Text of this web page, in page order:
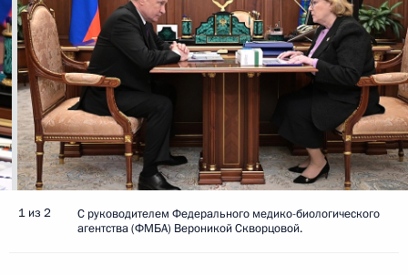
1 из 2
С руководителем Федерального медико-биологического
агентства (ФМБА) Вероникой Скворцовой.